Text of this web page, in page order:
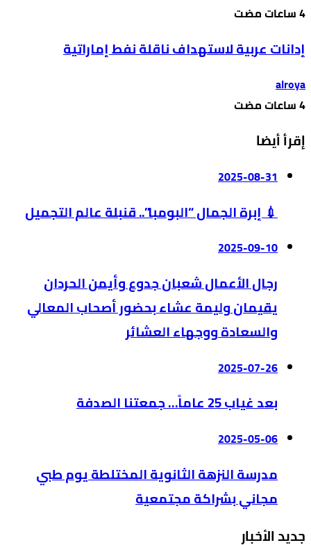
إدانات عربية لاستهداف ناقلة نفط إماراتية
alroya
إقرأ أيضا
2025-08-31
💉 إبرة الجمال “البومبا”.. قنبلة عالم التجميل
2025-09-10
رجال الأعمال شعبان جدوع وأيمن الحردان
يقيمان وليمة عشاء بحضور أصحاب المعالي
والسعادة ووجهاء العشائر
2025-07-26
بعد غياب 25 عاماً… جمعتنا الصدفة
2025-05-06
مدرسة النزهة الثانوية المختلطة يوم طبي
مجاني بشراكة مجتمعية
جديد الأخبار